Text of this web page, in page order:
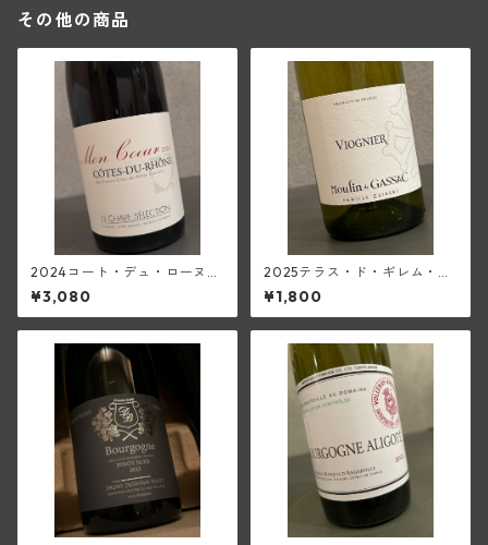
その他の商品
2024コート・デュ・ローヌ・
モン・クール(ジャン・ルイ・
シャーヴ・セレクション)
¥3,080
2025テラス・ド・ギレム・ヴ
ィオニエ<ペイ・ドック>(ムー
ラン・ド・ガサック)
¥1,800